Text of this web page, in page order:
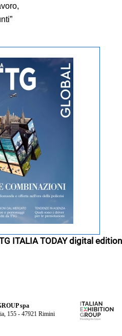
ITALIA TODAY digital edition
spa
155 - 47921 Rimini